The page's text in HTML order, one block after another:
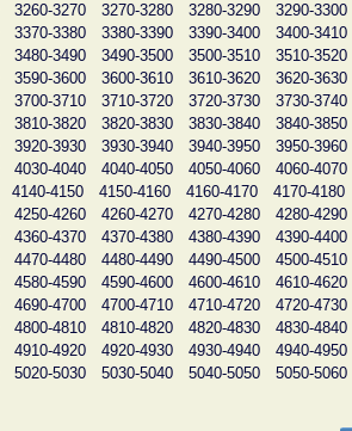
3260-3270 3270-3280 3280-3290
3290-3300
3370-3380 3380-3390 3390-3400
3400-3410
3480-3490 3490-3500 3500-3510
3510-3520
3590-3600 3600-3610 3610-3620
3620-3630
3700-3710 3710-3720 3720-3730
3730-3740
3810-3820 3820-3830 3830-3840
3840-3850
3920-3930 3930-3940 3940-3950
3950-3960
4030-4040 4040-4050 4050-4060
4060-4070
4140-4150 4150-4160 4160-4170
4170-4180
4250-4260 4260-4270 4270-4280
4280-4290
4360-4370 4370-4380 4380-4390
4390-4400
4470-4480 4480-4490 4490-4500
4500-4510
4580-4590 4590-4600 4600-4610
4610-4620
4690-4700 4700-4710 4710-4720
4720-4730
4800-4810 4810-4820 4820-4830
4830-4840
4910-4920 4920-4930 4930-4940
4940-4950
5020-5030 5030-5040 5040-5050 5050-5060